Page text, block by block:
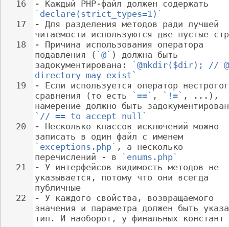
16
17
18
19
20
21
22
- Каждый PHP-файл должен содержать
`declare(strict_types=1)`
- Для разделения методов ради лучшей
читаемости используются две пустые
- Причина использования оператора
подавления ( `@` ) должна быть
задокументирована:
`@mkdir($dir); //
directory may exist`
- Если используется оператор
сравнения (то есть
`==` , `!=` , ...),
намерение должно быть
`// == to accept null`
- Несколько классов исключений можно
записать в один файл с именем
`exceptions.php` , а несколько
перечислений - в
`enums.php`
- У интерфейсов видимость методов не
указывается, потому что они всегда
публичные
- У каждого свойства, возвращаемого
значения и параметра должен быть
тип. И наоборот, у финальных